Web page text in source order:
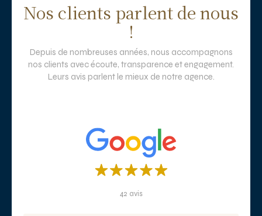
Nos clients parlent de nous
!
Depuis de nombreuses années, nous accompagnons
nos clients avec écoute, transparence et engagement.
Leurs avis parlent le mieux de notre agence.
42 avis